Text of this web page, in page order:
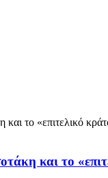
και το